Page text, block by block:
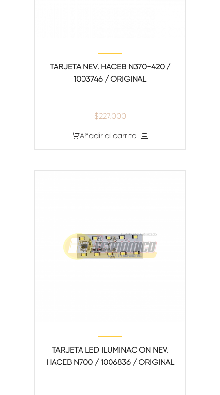
TARJETA NEV. HACEB N370-420 /
1003746 / ORIGINAL
$227,000
Añadir al carrito
TARJETA LED ILUMINACION NEV.
HACEB N700 / 1006836 / ORIGINAL